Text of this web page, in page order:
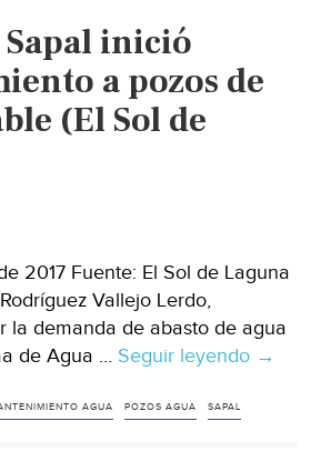
inició
a pozos de
(El Sol de
2017 Fuente: El Sol de Laguna
Vallejo Lerdo,
la demanda de abasto de agua
de Agua … Seguir leyendo →
AGUA POZOS AGUA SAPAL